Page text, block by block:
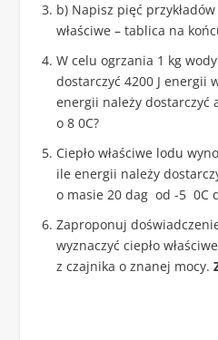
b) Napisz pięć
właściwe – tablica na
W celu ogrzania 1 kg wody
dostarczyć 4200 J energii
energii należy dostarczyć
o 8 0C?
Ciepło właściwe lodu
ile energii należy
o masie 20 dag od -5 0C
Zaproponuj
wyznaczyć ciepło
z czajnika o znanej mocy.